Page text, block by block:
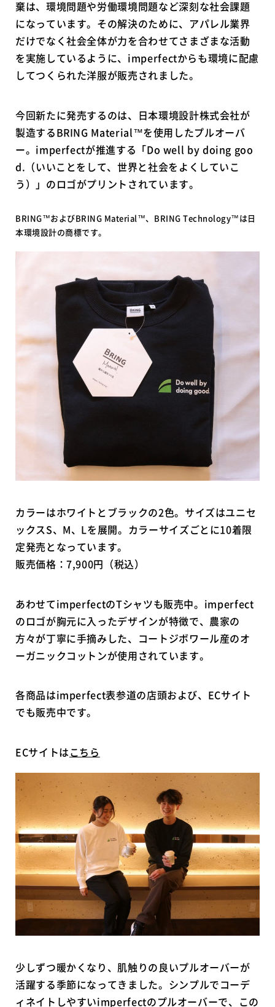
棄は、環境問題や労働環境問題など深刻な社会課題
になっています。その解決のために、アパレル業界
だけでなく社会全体が力を合わせてさまざまな活動
を実施しているように、imperfectからも環境に配慮
してつくられた洋服が販売されました。
今回新たに発売するのは、日本環境設計株式会社が
製造するBRING Material™を使用したプルオーバ
ー。imperfectが推進する「Do well by doing goo
d.（いいことをして、世界と社会をよくしていこ
う）」のロゴがプリントされています。
BRING™およびBRING Material™、BRING Technology™は日
本環境設計の商標です。
カラーはホワイトとブラックの2色。サイズはユニセ
ックスS、M、Lを展開。カラーサイズごとに10着限
定発売となっています。
販売価格：7,900円（税込）
あわせてimperfectのTシャツも販売中。imperfect
のロゴが胸元に入ったデザインが特徴で、農家の
方々が丁寧に手摘みした、コートジボワール産のオ
ーガニックコットンが使用されています。
各商品はimperfect表参道の店頭および、ECサイト
でも販売中です。
ECサイトはこちら
少しずつ暖かくなり、肌触りの良いプルオーバーが
活躍する季節になってきました。シンプルでコーデ
ィネイトしやすいimperfectのプルオーバーで、この